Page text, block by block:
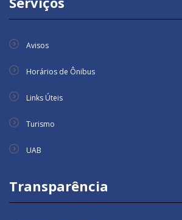
Avisos
Horários de Ônibus
Links Úteis
Turismo
UAB
Transparência